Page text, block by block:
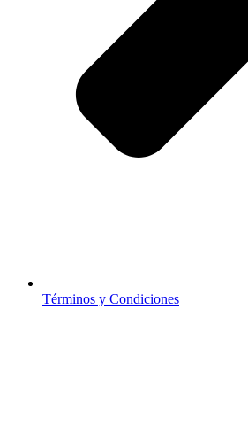
Términos y Condiciones